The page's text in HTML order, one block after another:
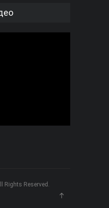
Rights Reserved.